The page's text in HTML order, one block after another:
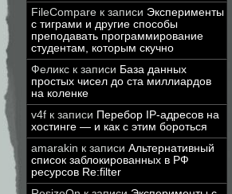
FileCompare к записи Эксперименты
с тиграми и другие способы
преподавать программирование
студентам, которым скучно
Феликс к записи База данных
простых чисел до ста миллиардов
на коленке
v4f к записи Перебор IP-адресов на
хостинге — и как с этим бороться
amarakin к записи Альтернативный
список заблокированных в РФ
ресурсов Re:filter